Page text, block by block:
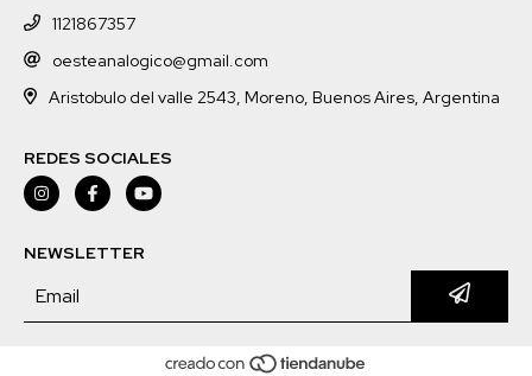
1121867357
oesteanalogico@gmail.com
Aristobulo del valle 2543, Moreno, Buenos Aires, Argentina
REDES SOCIALES
NEWSLETTER